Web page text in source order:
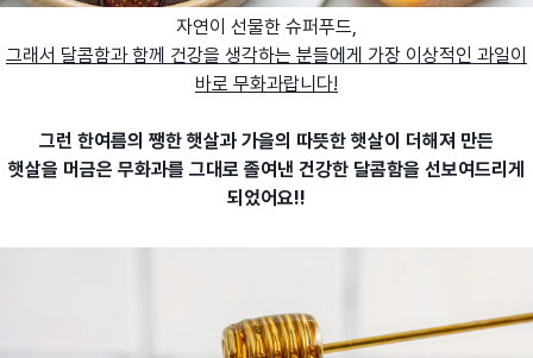
자연이 선물한 슈퍼푸드,
그래서 달콤함과 함께 건강을 생각하는 분들에게 가장 이상적인 과일이
바로 무화과랍니다!
그런 한여름의 쨍한 햇살과 가을의 따뜻한 햇살이 더해져 만든
햇살을 머금은 무화과를 그대로 졸여낸 건강한 달콤함을 선보여드리게
되었어요!!